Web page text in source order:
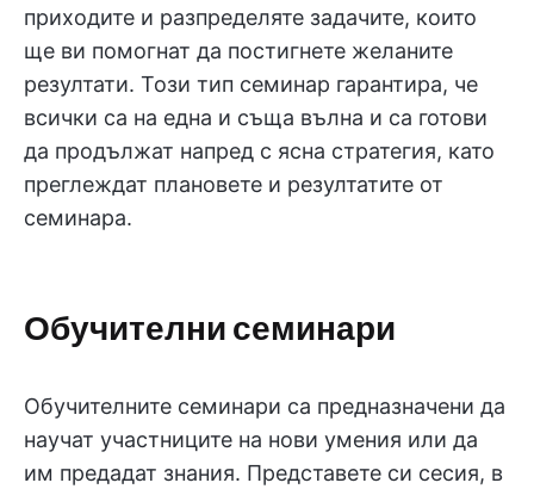
приходите и разпределяте задачите, които
ще ви помогнат да постигнете желаните
резултати. Този тип семинар гарантира, че
всички са на една и съща вълна и са готови
да продължат напред с ясна стратегия, като
преглеждат плановете и резултатите от
семинара.
Обучителни семинари
Обучителните семинари са предназначени да
научат участниците на нови умения или да
им предадат знания. Представете си сесия, в